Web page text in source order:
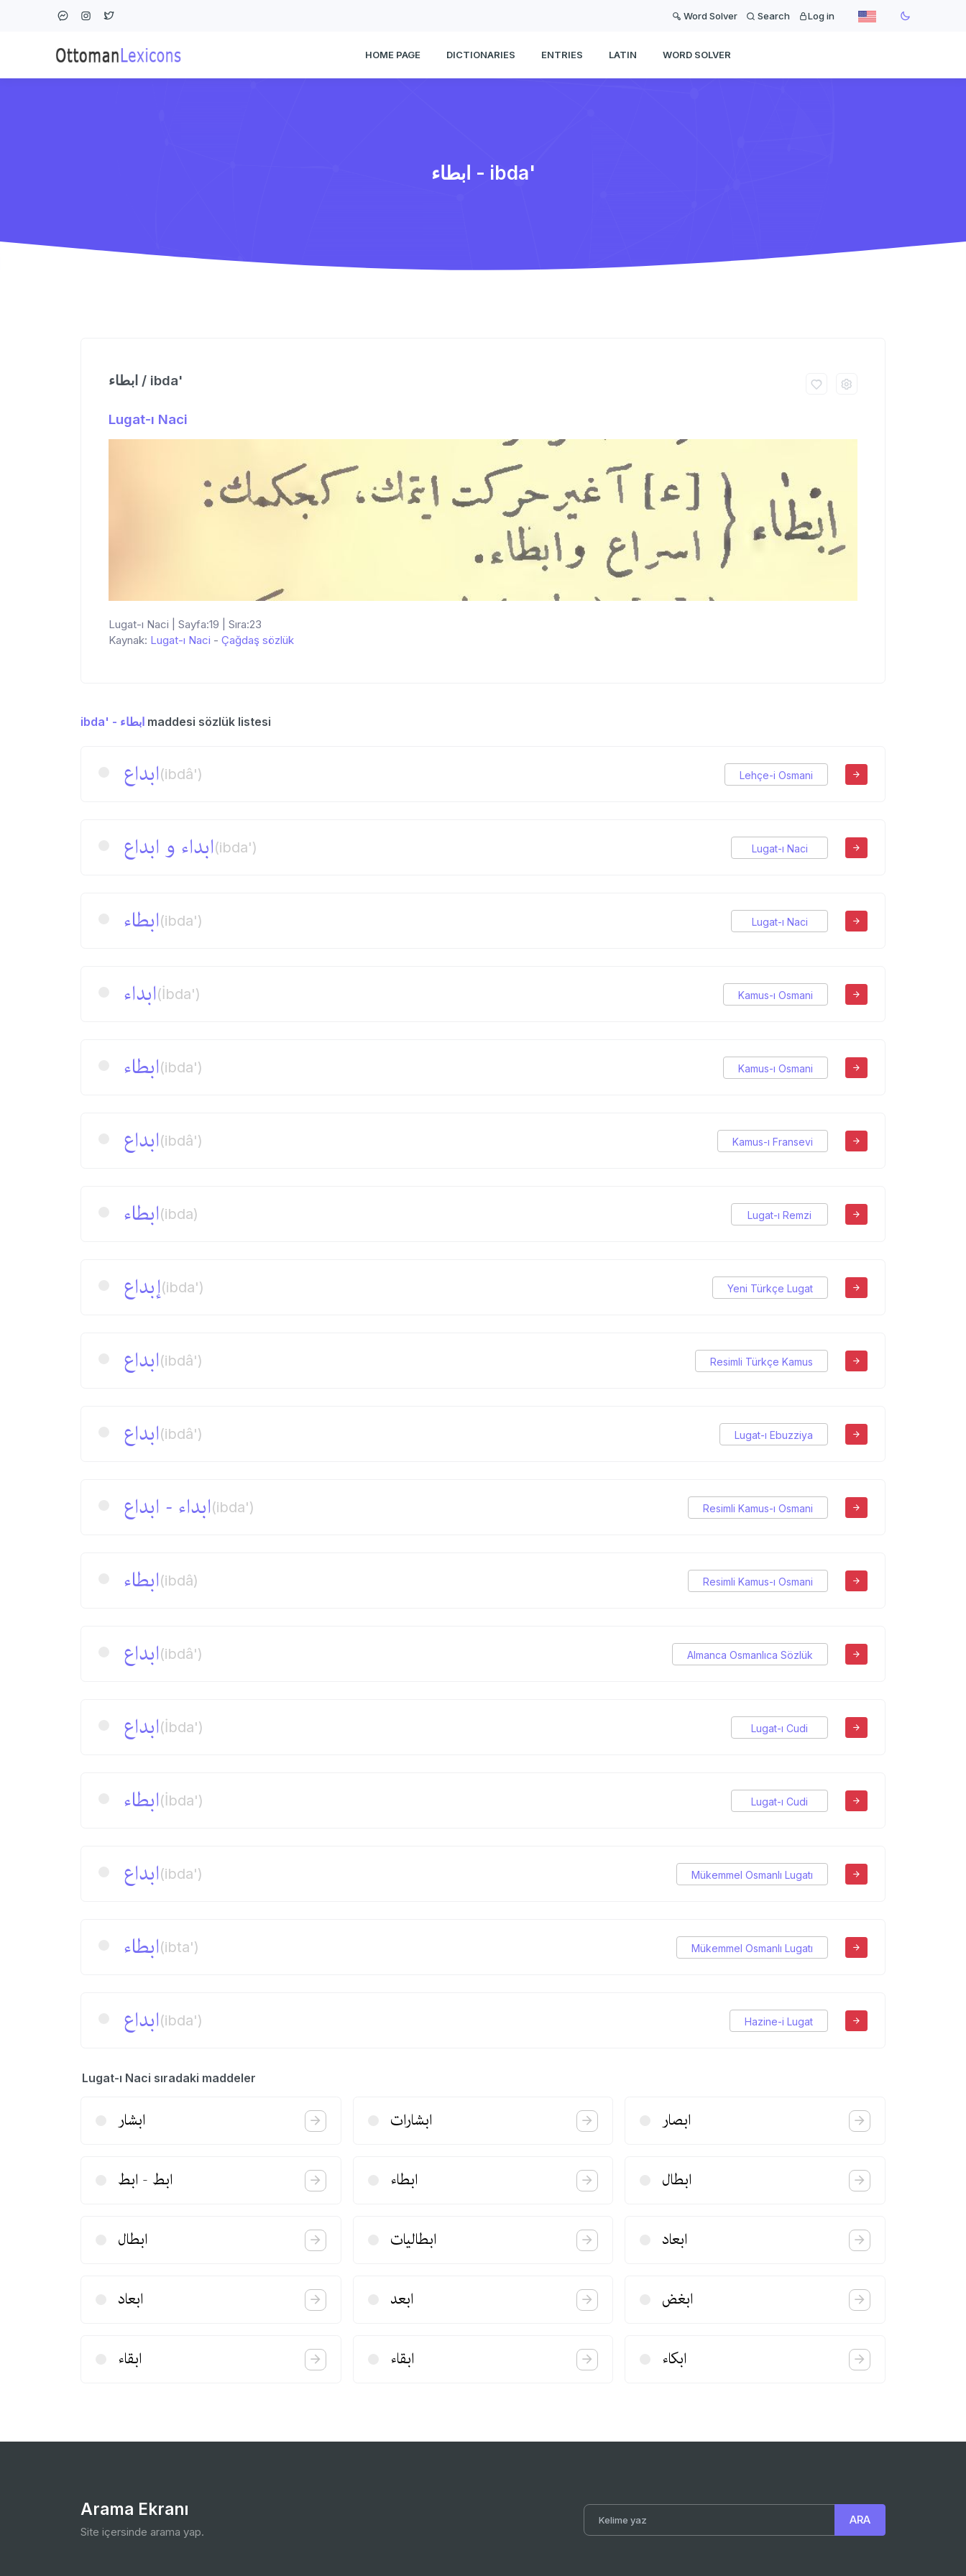
Word Solver Search Log in
HOME PAGE DICTIONARIES ENTRIES LATIN WORD SOLVER
ابطاء - ibda'
ابطاء / ibda'
Lugat-ı Naci
Lugat-ı Naci | Sayfa:19 | Sıra:23
Kaynak: Lugat-ı Naci - Çağdaş sözlük
ibda' - ابطاء maddesi sözlük listesi
ابداع(ibdâ') Lehçe-i Osmani
ابداء و ابداع(ibda') Lugat-ı Naci
ابطاء(ibda') Lugat-ı Naci
ابداء(İbda') Kamus-ı Osmani
ابطاء(ibda') Kamus-ı Osmani
ابداع(ibdâ') Kamus-ı Fransevi
ابطاء(ibda) Lugat-ı Remzi
إبداع(ibda') Yeni Türkçe Lugat
ابداع(ibdâ') Resimli Türkçe Kamus
ابداع(ibdâ') Lugat-ı Ebuzziya
ابداء - ابداع(ibda') Resimli Kamus-ı Osmani
ابطاء(ibdâ) Resimli Kamus-ı Osmani
ابداع(ibdâ') Almanca Osmanlıca Sözlük
ابداع(İbda') Lugat-ı Cudi
ابطاء(İbda') Lugat-ı Cudi
ابداع(ibda') Mükemmel Osmanlı Lugatı
ابطاء(ibta') Mükemmel Osmanlı Lugatı
ابداع(ibda') Hazine-i Lugat
Lugat-ı Naci sıradaki maddeler
ابشار ابشارات ابصار
ابط - ابط ابطاء ابطال
ابطال ابطالیات ابعاد
ابعاد ابعد ابغض
ابقاء ابقاء ابكاء
Arama Ekranı
Site içersinde arama yap.